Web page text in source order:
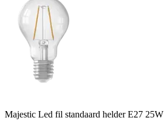
Majestic Led fil standaard helder E27 25W